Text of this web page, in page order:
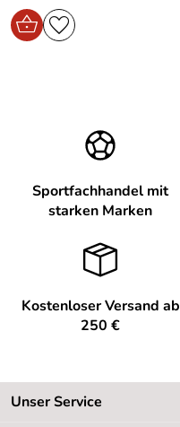
Sportfachhandel mit
starken Marken
Kostenloser Versand ab
250 €
Unser Service